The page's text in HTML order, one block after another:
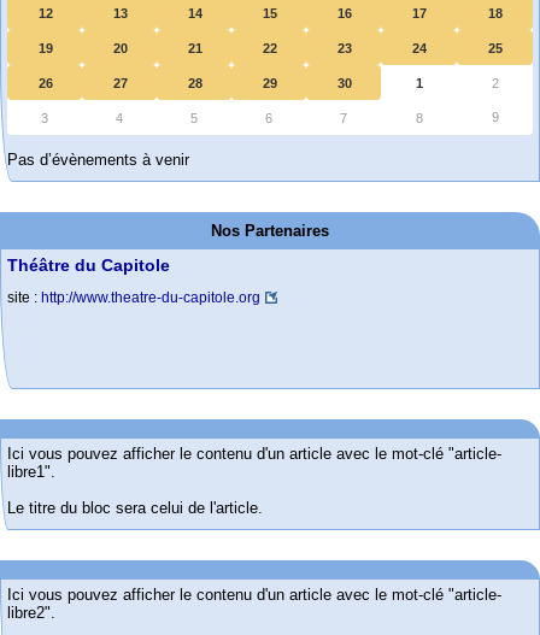
12 13 14 15 16 17 18
19 20 21 22 23 24 25
26 27 28 29 30 1 2
3 4 5 6 7 8 9
Pas d’évènements à venir
Nos Partenaires
Théâtre du Capitole
site : http://www.theatre-du-capitole.org
Ici vous pouvez afficher le contenu d'un article avec le mot-clé "article-
libre1".
Le titre du bloc sera celui de l'article.
Ici vous pouvez afficher le contenu d'un article avec le mot-clé "article-
libre2".